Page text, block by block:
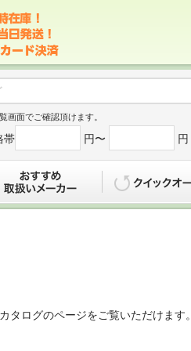
画面でご確認頂けます。
帯 円〜 円
ログのページをご覧いただけます。